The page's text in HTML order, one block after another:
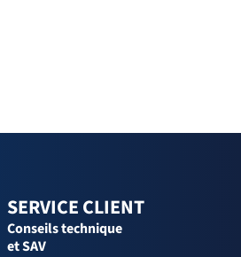
SERVICE CLIENT
Conseils technique
et SAV